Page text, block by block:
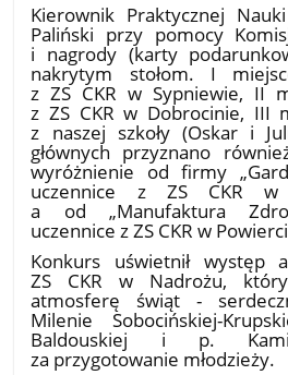
Kierownik Praktycznej
Paliński przy pomocy
i nagrody (karty
nakrytym stołom. I
z ZS CKR w Sypniewie, II
z ZS CKR w Dobrocinie, III
z naszej szkoły (Oskar i
głównych przyznano
wyróżnienie od firmy
uczennice z ZS CKR w
a od „Manufaktura
uczennice z ZS CKR w
Konkurs uświetnił występ
ZS CKR w Nadrożu,
atmosferę świąt -
Milenie Sobocińskiej-
Baldouskiej i p.
za przygotowanie młodzieży.